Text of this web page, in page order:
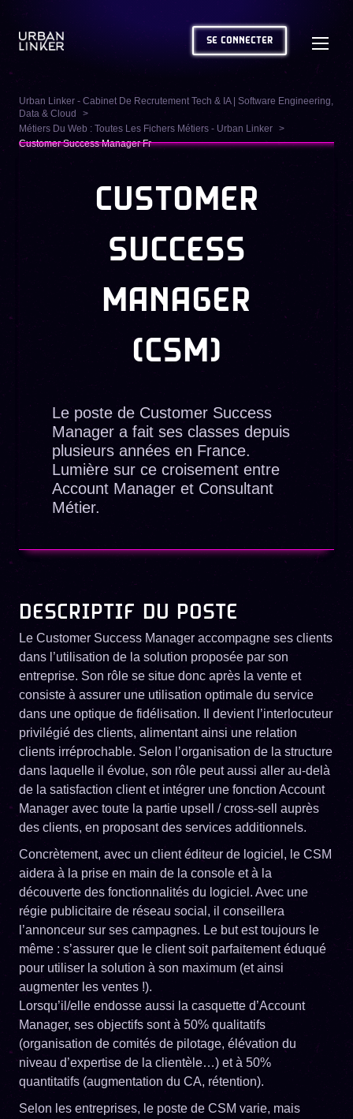
SE CONNECTER
Urban Linker - Cabinet De Recrutement Tech & IA | Software Engineering,
Data & Cloud
Métiers Du Web : Toutes Les Fichers Métiers - Urban Linker
Customer Success Manager Fr
CUSTOMER
SUCCESS
MANAGER
(CSM)
Le poste de Customer Success
Manager a fait ses classes depuis
plusieurs années en France.
Lumière sur ce croisement entre
Account Manager et Consultant
Métier.
DESCRIPTIF DU POSTE
Le Customer Success Manager accompagne ses clients
dans l’utilisation de la solution proposée par son
entreprise. Son rôle se situe donc après la vente et
consiste à assurer une utilisation optimale du service
dans une optique de fidélisation. Il devient l’interlocuteur
privilégié des clients, alimentant ainsi une relation
clients irréprochable. Selon l’organisation de la structure
dans laquelle il évolue, son rôle peut aussi aller au-delà
de la satisfaction client et intégrer une fonction Account
Manager avec toute la partie upsell / cross-sell auprès
des clients, en proposant des services additionnels.
Concrètement, avec un client éditeur de logiciel, le CSM
aidera à la prise en main de la console et à la
découverte des fonctionnalités du logiciel. Avec une
régie publicitaire de réseau social, il conseillera
l’annonceur sur ses campagnes. Le but est toujours le
même : s’assurer que le client soit parfaitement éduqué
pour utiliser la solution à son maximum (et ainsi
augmenter les ventes !).
Lorsqu’il/elle endosse aussi la casquette d’Account
Manager, ses objectifs sont à 50% qualitatifs
(organisation de comités de pilotage, élévation du
niveau d’expertise de la clientèle…) et à 50%
quantitatifs (augmentation du CA, rétention).
Selon les entreprises, le poste de CSM varie, mais